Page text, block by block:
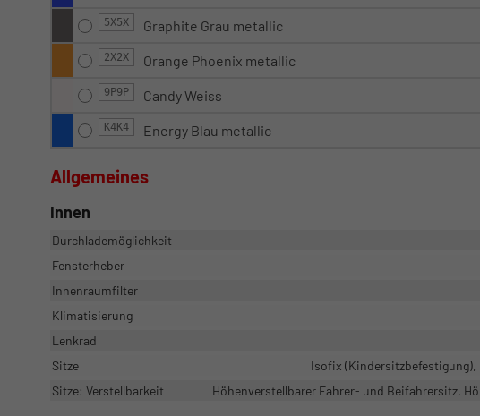
5X5X Graphite Grau metallic
2X2X Orange Phoenix metallic
9P9P Candy Weiss
K4K4 Energy Blau metallic
Allgemeines
Innen
Durchlademöglichkeit
Fensterheber
Innenraumfilter
Klimatisierung
Lenkrad
Sitze
Isofix
Sitze: Verstellbarkeit
Höhenverstellbarer Fahrer- und Beifahrersitz,